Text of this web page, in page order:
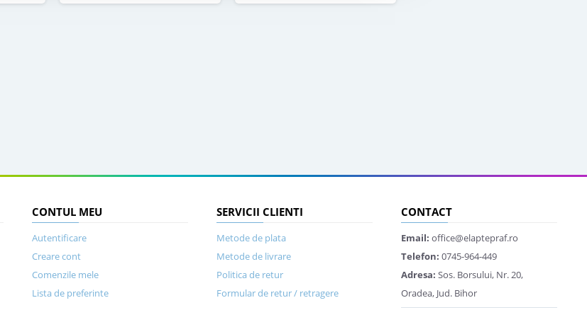
CONTUL MEU
Autentificare
Creare cont
Comenzile mele
Lista de preferinte
SERVICII CLIENTI
Metode de plata
Metode de livrare
Politica de retur
Formular de retur / retragere
CONTACT
Email: office@elaptepraf.ro
Telefon: 0745-964-449
Adresa: Sos. Borsului, Nr. 20,
Oradea, Jud. Bihor